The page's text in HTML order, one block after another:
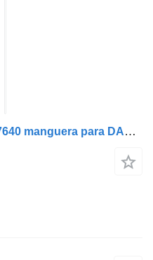
Conducta servodirectie 2157640 manguera para DAF XF cabeza tractora